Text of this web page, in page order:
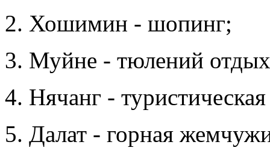
Хошимин - шопинг;
Муйне - тюлений
Нячанг -
Далат - горная